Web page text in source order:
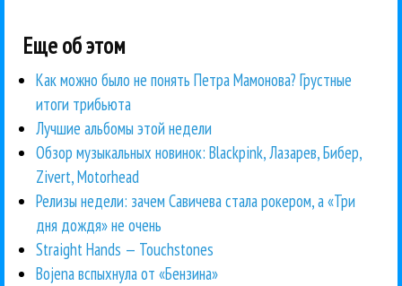
Еще об этом
Как можно было не понять Петра Мамонова? Грустные
итоги трибьюта
Лучшие альбомы этой недели
Обзор музыкальных новинок: Blackpink, Лазарев, Бибер,
Zivert, Motorhead
Релизы недели: зачем Савичева стала рокером, а «Три
дня дождя» не очень
Straight Hands — Touchstones
Bojena вспыхнула от «Бензина»